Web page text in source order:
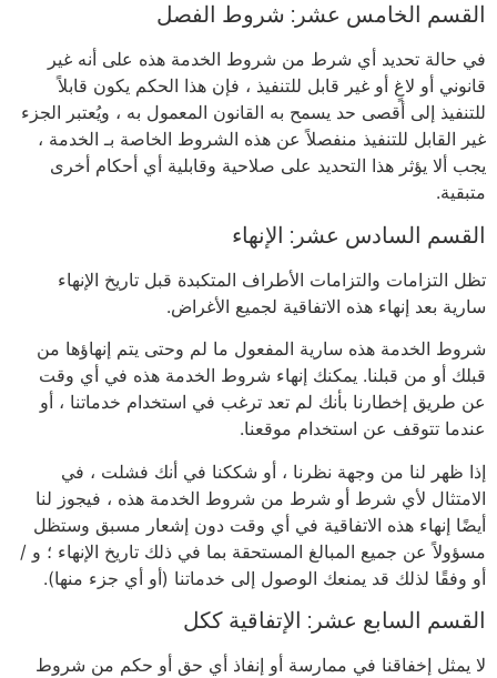
القسم الخامس عشر: شروط الفصل
في حالة تحديد أي شرط من شروط الخدمة هذه على أنه غير
قانوني أو لاغٍ أو غير قابل للتنفيذ ، فإن هذا الحكم يكون قابلاً
للتنفيذ إلى أقصى حد يسمح به القانون المعمول به ، ويُعتبر الجزء
غير القابل للتنفيذ منفصلاً عن هذه الشروط الخاصة بـ الخدمة ،
يجب ألا يؤثر هذا التحديد على صلاحية وقابلية أي أحكام أخرى
متبقية.
القسم السادس عشر: الإنهاء
تظل التزامات والتزامات الأطراف المتكبدة قبل تاريخ الإنهاء
سارية بعد إنهاء هذه الاتفاقية لجميع الأغراض.
شروط الخدمة هذه سارية المفعول ما لم وحتى يتم إنهاؤها من
قبلك أو من قبلنا. يمكنك إنهاء شروط الخدمة هذه في أي وقت
عن طريق إخطارنا بأنك لم تعد ترغب في استخدام خدماتنا ، أو
عندما تتوقف عن استخدام موقعنا.
إذا ظهر لنا من وجهة نظرنا ، أو شككنا في أنك فشلت ، في
الامتثال لأي شرط أو شرط من شروط الخدمة هذه ، فيجوز لنا
أيضًا إنهاء هذه الاتفاقية في أي وقت دون إشعار مسبق وستظل
مسؤولاً عن جميع المبالغ المستحقة بما في ذلك تاريخ الإنهاء ؛ و /
أو وفقًا لذلك قد يمنعك الوصول إلى خدماتنا (أو أي جزء منها).
القسم السابع عشر: الإتفاقية ككل
لا يمثل إخفاقنا في ممارسة أو إنفاذ أي حق أو حكم من شروط